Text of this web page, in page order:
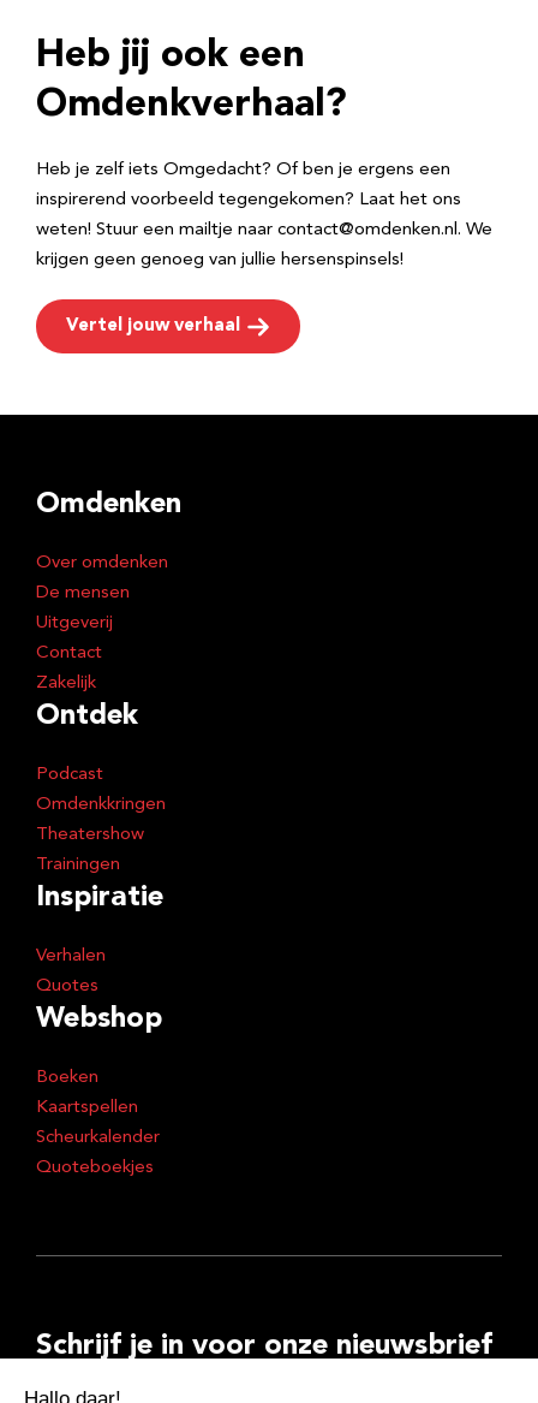
r
e
Heb jij ook een
Omdenkverhaal?
Heb je zelf iets Omgedacht? Of ben je ergens een
inspirerend voorbeeld tegengekomen? Laat het ons
weten! Stuur een mailtje naar contact@omdenken.nl. We
krijgen geen genoeg van jullie hersenspinsels!
Vertel jouw verhaal
Omdenken
Over omdenken
De mensen
Uitgeverij
Contact
Zakelijk
Ontdek
Podcast
Omdenkkringen
Theatershow
Trainingen
Inspiratie
Verhalen
Quotes
Webshop
Boeken
Kaartspellen
Scheurkalender
Quoteboekjes
Schrijf je in voor onze nieuwsbrief